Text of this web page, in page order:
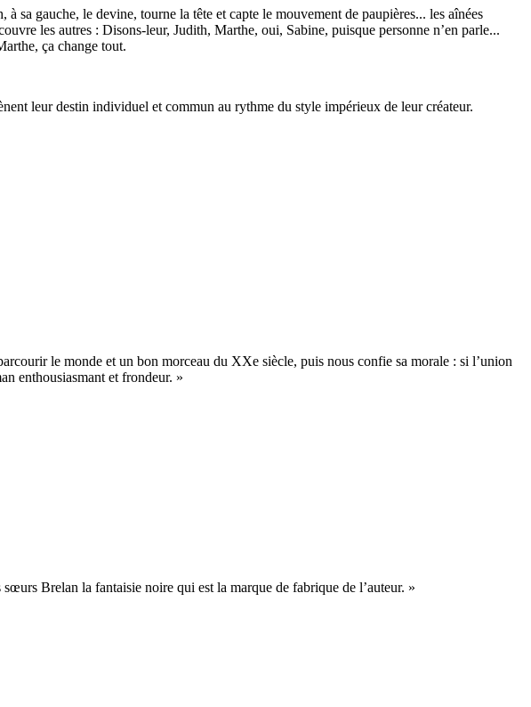
sa gauche, le devine, tourne la tête et capte le mouvement de paupières... les aînées
les autres : Disons-leur, Judith, Marthe, oui, Sabine, puisque personne n’en parle...
ça change tout.
leur destin individuel et commun au rythme du style impérieux de leur créateur.
le monde et un bon morceau du XXe siècle, puis nous confie sa morale : si l’union
enthousiasmant et frondeur. »
Brelan la fantaisie noire qui est la marque de fabrique de l’auteur. »